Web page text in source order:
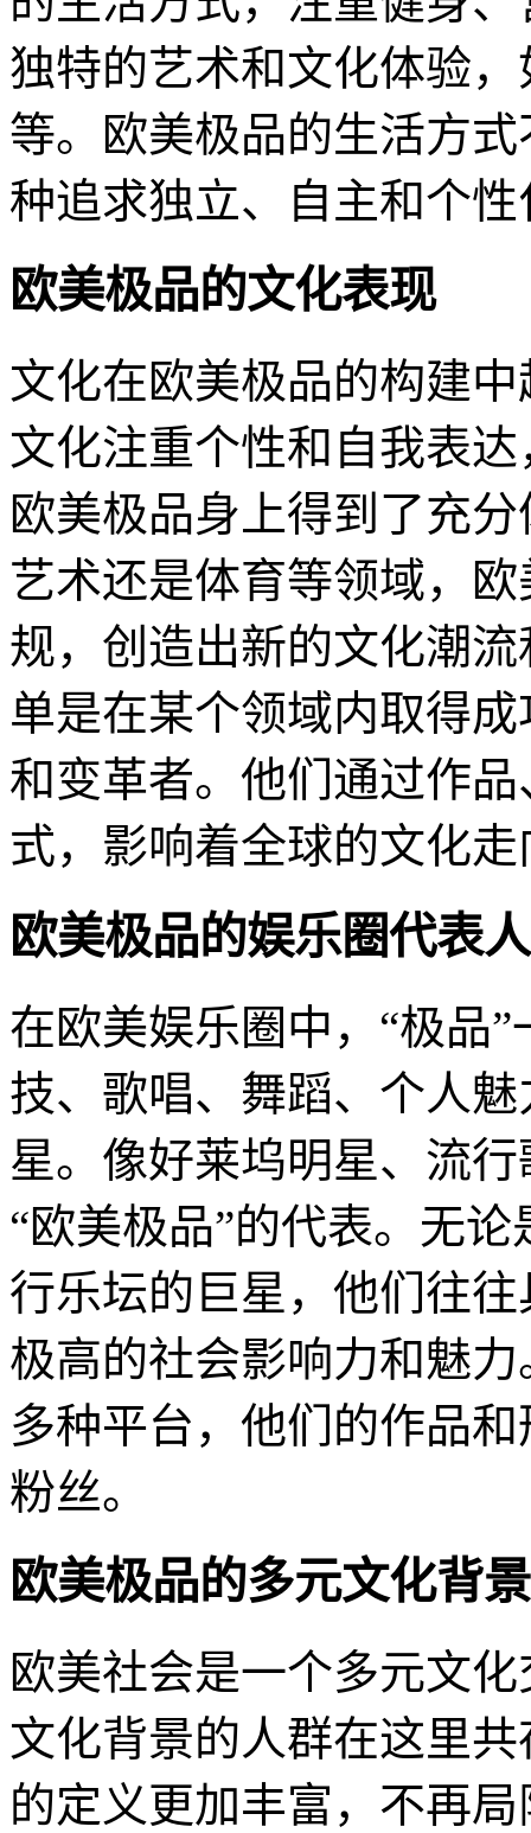
独特的艺术和文化体验
等。欧美极品的生活方
种追求独立、自主和个
欧美极品的文化表现
文化在欧美极品的构建
文化注重个性和自我表
欧美极品身上得到了充
艺术还是体育等领域，
规，创造出新的文化潮
单是在某个领域内取得
和变革者。他们通过作
式，影响着全球的文化走
欧美极品的娱乐圈代表
在欧美娱乐圈中，“极品
技、歌唱、舞蹈、个人
星。像好莱坞明星、流
“欧美极品”的代表。无
行乐坛的巨星，他们往
极高的社会影响力和魅
多种平台，他们的作品
粉丝。
欧美极品的多元文化背景
欧美社会是一个多元文
文化背景的人群在这里
的定义更加丰富，不再